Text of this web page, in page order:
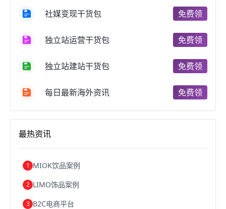
郑州跨境电商跨境电商趋势
跨境电商费用美国跨境电商
天津跨境电商东南亚跨境电商
跨境电商b2b阿里巴巴跨境电商
跨境电商关税
跨境电商建站
浙江跨境电商宁波跨境电商跨境电商的模式
跨境电商优势跨境电商的优势
社媒变现干货包 免费领
独立站运营干货包 免费领
独立站建站干货包 免费领
每日最新海外资讯 免费领
最热资讯
1 MIOK饮品案例
2 LIMO饰品案例
3 B2C电商平台